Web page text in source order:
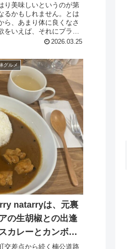
り美味しいというのが第
るかもしれません。とは
ら、あまり体に良くなさ
いえば、それにプラス
2026.03.25
グルメ
natarryは、元裏
の生胡椒との出逢
カレーとカンボジ
交差点から続く楠公道路